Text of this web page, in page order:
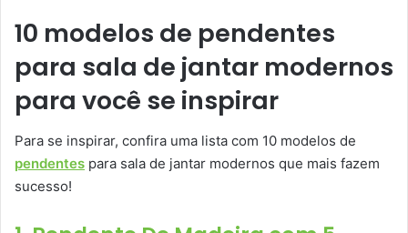
10 modelos de pendentes
para sala de jantar modernos
para você se inspirar
Para se inspirar, confira uma lista com 10 modelos de
pendentes para sala de jantar modernos que mais fazem
sucesso!